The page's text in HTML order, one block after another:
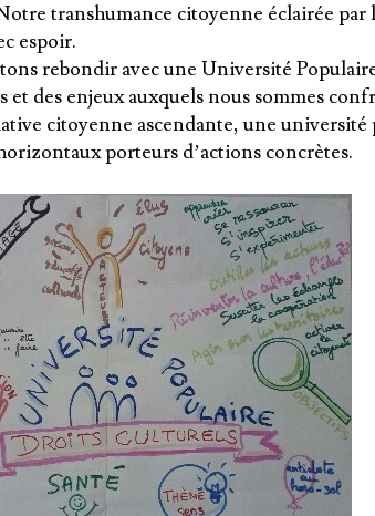
transhumance citoyenne éclairée par
espoir.
rebondir avec une Université
et des enjeux auxquels nous sommes
citoyenne ascendante, une
porteurs d’actions concrètes.